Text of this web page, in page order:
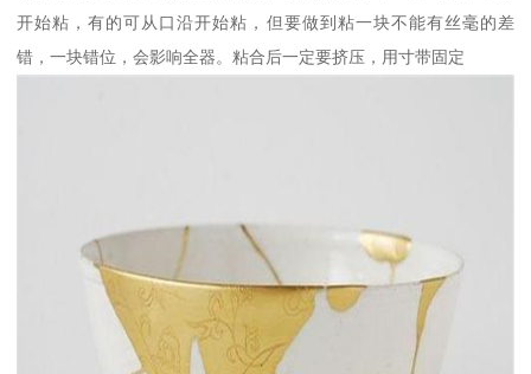
开始粘，有的可从口沿开始粘，但要做到粘一块不能有丝毫的差
错，一块错位，会影响全器。粘合后一定要挤压，用寸带固定